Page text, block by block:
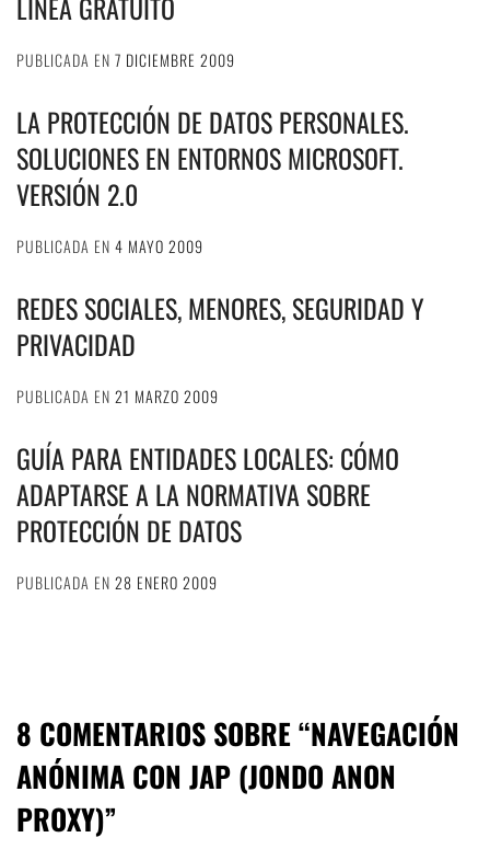
PUBLICADA EN 7 DICIEMBRE 2009
LA PROTECCIÓN DE DATOS PERSONALES.
SOLUCIONES EN ENTORNOS MICROSOFT.
VERSIÓN 2.0
PUBLICADA EN 4 MAYO 2009
REDES SOCIALES, MENORES, SEGURIDAD Y
PRIVACIDAD
PUBLICADA EN 21 MARZO 2009
GUÍA PARA ENTIDADES LOCALES: CÓMO
ADAPTARSE A LA NORMATIVA SOBRE
PROTECCIÓN DE DATOS
PUBLICADA EN 28 ENERO 2009
8 COMENTARIOS SOBRE “NAVEGACIÓN
ANÓNIMA CON JAP (JONDO ANON
PROXY)”